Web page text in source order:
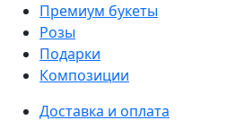
Премиум букеты
Розы
Подарки
Композиции
Доставка и оплата